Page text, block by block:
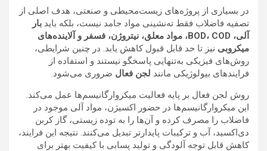
در بسیاری از پروژه‌های زیست‌محیطی و صنعتی، هدف اصلی از
تصفیه فاضلاب فقط ته‌نشینی مواد جامد نیست، بلکه باید بار
آلی، BOD، COD، مواد معلق، نیتروژن، فسفر و آلاینده‌های
میکروبی نیز تا حد قابل قبول کاهش یابد. در چنین شرایطی،
روش‌های فیزیکی به‌تنهایی پاسخگو نیستند و استفاده از
فرایندهای بیولوژیکی مانند لجن فعال ضروری می‌شود.
روش لجن فعال بر پایه فعالیت میکروارگانیسم‌ها عمل می‌کند.
این میکروارگانیسم‌ها در حضور اکسیژن، مواد آلی موجود در
فاضلاب را مصرف کرده و آن‌ها را به توده زیستی، گاز کربن
دی‌اکسید، آب و ترکیبات پایدارتر تبدیل می‌کنند. نتیجه این فرایند،
کاهش قابل توجه آلودگی و تولید پسابی با کیفیت بهتر برای